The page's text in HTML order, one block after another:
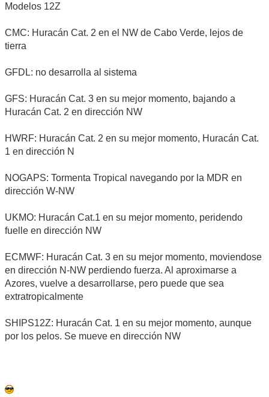
Modelos 12Z
CMC: Huracán Cat. 2 en el NW de Cabo Verde, lejos de
tierra
GFDL: no desarrolla al sistema
GFS: Huracán Cat. 3 en su mejor momento, bajando a
Huracán Cat. 2 en dirección NW
HWRF: Huracán Cat. 2 en su mejor momento, Huracán Cat.
1 en dirección N
NOGAPS: Tormenta Tropical navegando por la MDR en
dirección W-NW
UKMO: Huracán Cat.1 en su mejor momento, peridendo
fuelle en dirección NW
ECMWF: Huracán Cat. 3 en su mejor momento, moviendose
en dirección N-NW perdiendo fuerza. Al aproximarse a
Azores, vuelve a desarrollarse, pero puede que sea
extratropicalmente
SHIPS12Z: Huracán Cat. 1 en su mejor momento, aunque
por los pelos. Se mueve en dirección NW